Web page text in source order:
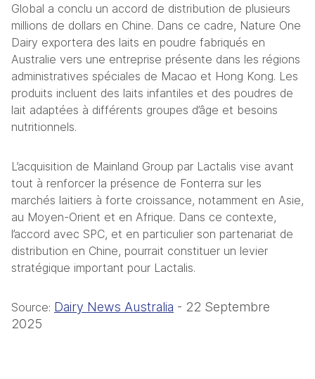
Global a conclu un accord de distribution de plusieurs
millions de dollars en Chine. Dans ce cadre, Nature One
Dairy exportera des laits en poudre fabriqués en
Australie vers une entreprise présente dans les régions
administratives spéciales de Macao et Hong Kong. Les
produits incluent des laits infantiles et des poudres de
lait adaptées à différents groupes d’âge et besoins
nutritionnels.
L’acquisition de Mainland Group par Lactalis vise avant
tout à renforcer la présence de Fonterra sur les
marchés laitiers à forte croissance, notamment en Asie,
au Moyen-Orient et en Afrique. Dans ce contexte,
l’accord avec SPC, et en particulier son partenariat de
distribution en Chine, pourrait constituer un levier
stratégique important pour Lactalis.
Source: Dairy News Australia - 22 Septembre
2025